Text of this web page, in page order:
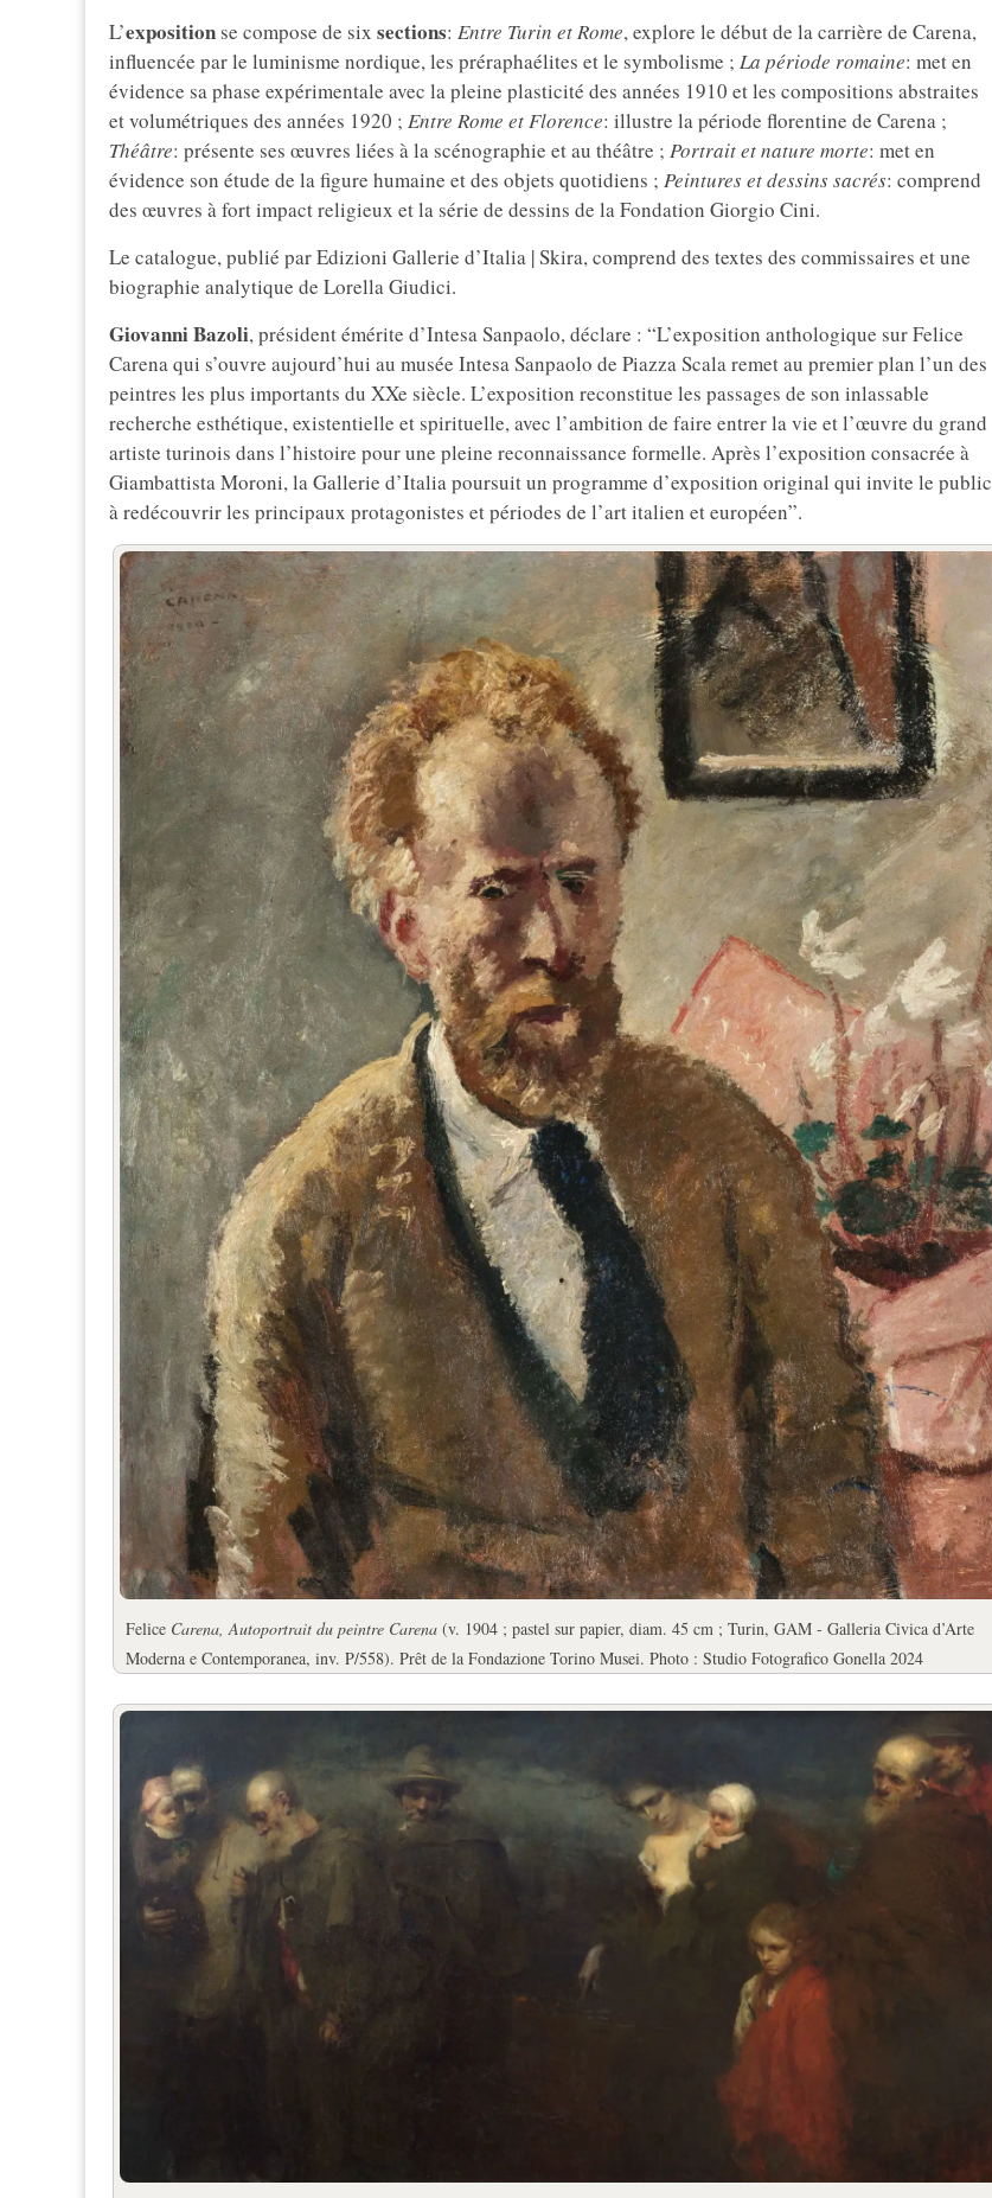
L’exposition se compose de six sections: Entre Turin et Rome, explore le début de la carrière de Carena,
influencée par le luminisme nordique, les préraphaélites et le symbolisme ; La période romaine: met en
évidence sa phase expérimentale avec la pleine plasticité des années 1910 et les compositions abstraites
et volumétriques des années 1920 ; Entre Rome et Florence: illustre la période florentine de Carena ;
Théâtre: présente ses œuvres liées à la scénographie et au théâtre ; Portrait et nature morte: met en
évidence son étude de la figure humaine et des objets quotidiens ; Peintures et dessins sacrés: comprend
des œuvres à fort impact religieux et la série de dessins de la Fondation Giorgio Cini.
Le catalogue, publié par Edizioni Gallerie d’Italia | Skira, comprend des textes des commissaires et une
biographie analytique de Lorella Giudici.
Giovanni Bazoli, président émérite d’Intesa Sanpaolo, déclare : “L’exposition anthologique sur Felice
Carena qui s’ouvre aujourd’hui au musée Intesa Sanpaolo de Piazza Scala remet au premier plan l’un des
peintres les plus importants du XXe siècle. L’exposition reconstitue les passages de son inlassable
recherche esthétique, existentielle et spirituelle, avec l’ambition de faire entrer la vie et l’œuvre du grand
artiste turinois dans l’histoire pour une pleine reconnaissance formelle. Après l’exposition consacrée à
Giambattista Moroni, la Gallerie d’Italia poursuit un programme d’exposition original qui invite le public
à redécouvrir les principaux protagonistes et périodes de l’art italien et européen”.
Felice Carena, Autoportrait du peintre Carena (v. 1904 ; pastel sur papier, diam. 45 cm ; Turin, GAM - Galleria Civica d’Arte
Moderna e Contemporanea, inv. P/558). Prêt de la Fondazione Torino Musei. Photo : Studio Fotografico Gonella 2024